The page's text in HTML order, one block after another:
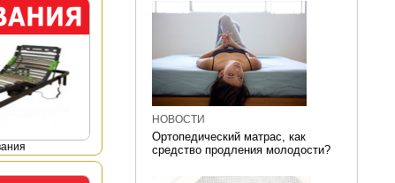
НОВОСТИ
Ортопедический матрас, как
средство продления молодости?